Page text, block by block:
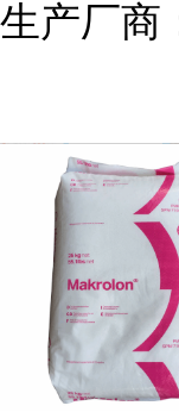
生产厂商